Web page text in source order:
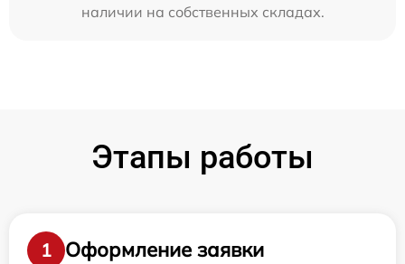
наличии на собственных складах.
Этапы работы
1
Оформление заявки